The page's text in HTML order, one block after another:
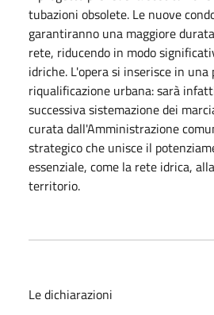
tubazioni obsolete. Le nuove
garantiranno una maggiore
rete, riducendo in modo
idriche. L'opera si inserisce in
riqualificazione urbana: sarà
successiva sistemazione dei
curata dall'Amministrazione
strategico che unisce il
essenziale, come la rete idrica,
territorio.
Le dichiarazioni